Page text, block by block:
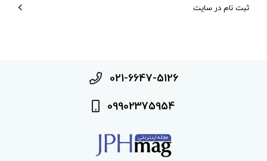
ثبت نام در سایت
021-6647-5126
09902375954